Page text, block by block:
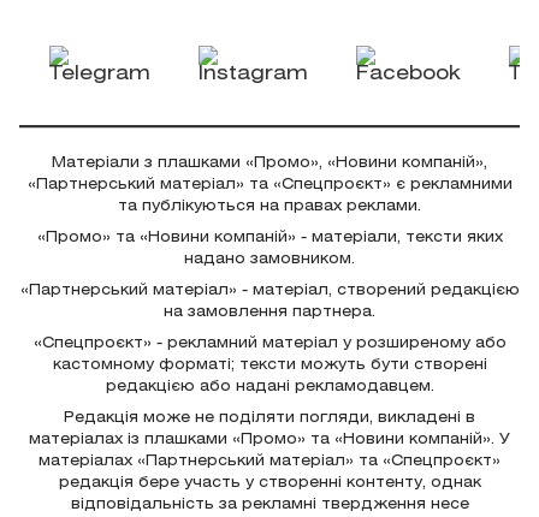
Матеріали з плашками «Промо», «Новини компаній»,
«Партнерський матеріал» та «Спецпроєкт» є рекламними
та публікуються на правах реклами.
«Промо» та «Новини компаній» - матеріали, тексти яких
надано замовником.
«Партнерський матеріал» - матеріал, створений редакцією
на замовлення партнера.
«Спецпроєкт» - рекламний матеріал у розширеному або
кастомному форматі; тексти можуть бути створені
редакцією або надані рекламодавцем.
Редакція може не поділяти погляди, викладені в
матеріалах із плашками «Промо» та «Новини компаній». У
матеріалах «Партнерський матеріал» та «Спецпроєкт»
редакція бере участь у створенні контенту, однак
відповідальність за рекламні твердження несе